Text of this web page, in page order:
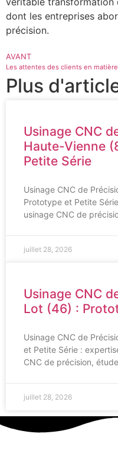
dont les entreprises
précision.
AVANT
Plus
Usinage CNC
Haute-Vienne
Petite Série
Usinage CNC de
Prototype et Petite
usinage CNC de
juillet 28, 2026
Usinage CNC
Lot (46) :
Usinage CNC de
et Petite Série :
CNC de précision,
juillet 28, 2026